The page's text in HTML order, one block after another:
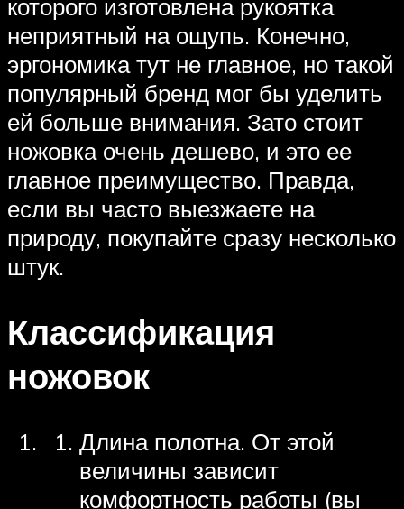
которого изготовлена рукоятка
неприятный на ощупь. Конечно,
эргономика тут не главное, но такой
популярный бренд мог бы уделить
ей больше внимания. Зато стоит
ножовка очень дешево, и это ее
главное преимущество. Правда,
если вы часто выезжаете на
природу, покупайте сразу несколько
штук.
Классификация
ножовок
Длина полотна. От этой
величины зависит
комфортность работы (вы